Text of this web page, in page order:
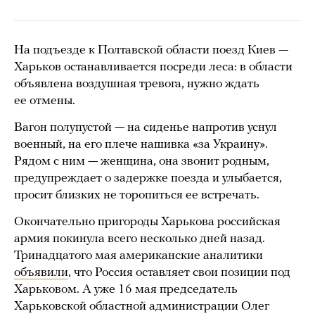
На подъезде к Полтавской области поезд Киев —
Харьков останавливается посреди леса: в области
объявлена воздушная тревога, нужно ждать
ее отмены.
Вагон полупустой — на сиденье напротив уснул
военный, на его плече нашивка «за Украину».
Рядом с ним — женщина, она звонит родным,
предупреждает о задержке поезда и улыбается,
просит близких не торопиться ее встречать.
Окончательно пригороды Харькова российская
армия покинула всего несколько дней назад.
Тринадцатого мая американские аналитики
объявили, что Россия оставляет свои позиции под
Харьковом. А уже 16 мая председатель
Харьковской областной администрации Олег